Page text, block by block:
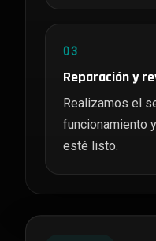
03
Reparación y
Realizamos el
funcionamiento
esté listo.